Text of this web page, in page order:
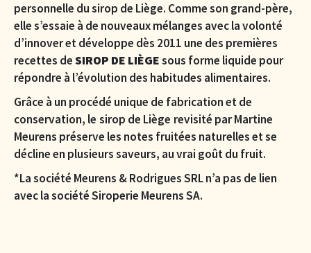
personnelle du sirop de Liège. Comme son grand-père,
elle s’essaie à de nouveaux mélanges avec la volonté
d’innover et développe dès 2011 une des premières
recettes deSIROP DE LIÈGEsous forme liquide pour
répondre à l’évolution des habitudes alimentaires.
Grâce à un procédé unique de fabrication et de
conservation, le sirop de Liège revisité par Martine
Meurens préserve les notes fruitées naturelles et se
décline en plusieurs saveurs, au vrai goût du fruit.
*La société Meurens & Rodrigues SRL n’a pas de lien
avec la société Siroperie Meurens SA.